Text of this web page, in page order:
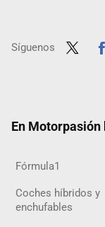
Síguenos
En Motorpasión
Fórmula1
Coches híbridos y
enchufables